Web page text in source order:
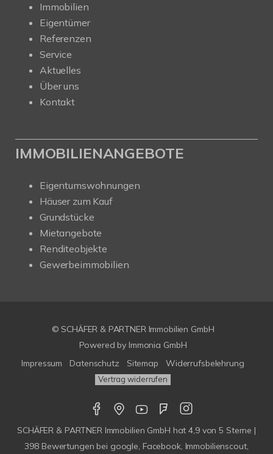
Immobilien
Eigentümer
Referenzen
Service
Aktuelles
Über uns
Kontakt
IMMOBILIENANGEBOTE
Eigentumswohnungen
Häuser zum Kauf
Grundstücke
Mietangebote
Renditeobjekte
Gewerbeimmobilien
© SCHÄFER & PARTNER Immobilien GmbH
Powered by Immonia GmbH
Impressum
Datenschutz Sitemap Widerrufsbelehrung
Vertrag widerrufen
SCHÄFER & PARTNER Immobilien GmbH hat4,9von5 Sterne |
398 Bewertungen bei google, Facebook, Immobilienscout,